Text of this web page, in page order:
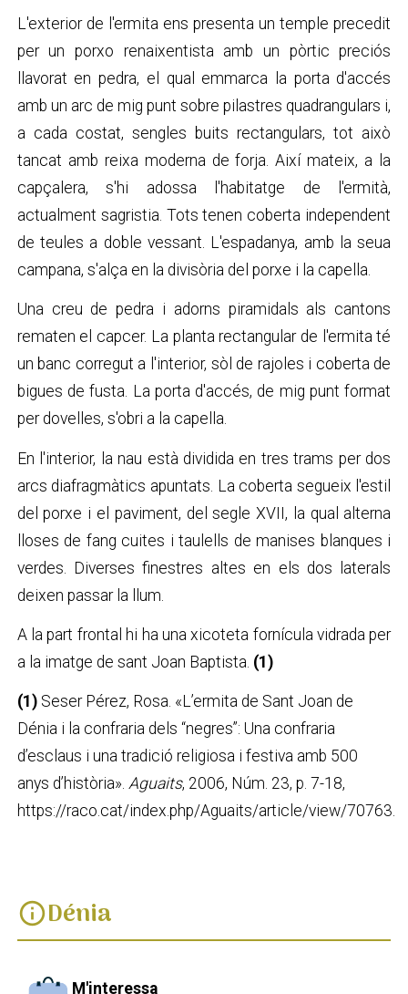
L'exterior de l'ermita ens presenta un temple precedit
per un porxo renaixentista amb un pòrtic preciós
llavorat en pedra, el qual emmarca la porta d'accés
amb un arc de mig punt sobre pilastres quadrangulars i,
a cada costat, sengles buits rectangulars, tot això
tancat amb reixa moderna de forja. Així mateix, a la
capçalera, s'hi adossa l'habitatge de l'ermità,
actualment sagristia. Tots tenen coberta independent
de teules a doble vessant. L'espadanya, amb la seua
campana, s'alça en la divisòria del porxe i la capella.
Una creu de pedra i adorns piramidals als cantons
rematen el capcer. La planta rectangular de l'ermita té
un banc corregut a l'interior, sòl de rajoles i coberta de
bigues de fusta. La porta d'accés, de mig punt format
per dovelles, s'obri a la capella.
En l'interior, la nau està dividida en tres trams per dos
arcs diafragmàtics apuntats. La coberta segueix l'estil
del porxe i el paviment, del segle XVII, la qual alterna
lloses de fang cuites i taulells de manises blanques i
verdes. Diverses finestres altes en els dos laterals
deixen passar la llum.
A la part frontal hi ha una xicoteta fornícula vidrada per
a la imatge de sant Joan Baptista. (1)
(1) Seser Pérez, Rosa. «L’ermita de Sant Joan de
Dénia i la confraria dels “negres”: Una confraria
d’esclaus i una tradició religiosa i festiva amb 500
anys d’història». Aguaits, 2006, Núm. 23, p. 7-18,
https://raco.cat/index.php/Aguaits/article/view/70763.
infoDénia
M'interessa